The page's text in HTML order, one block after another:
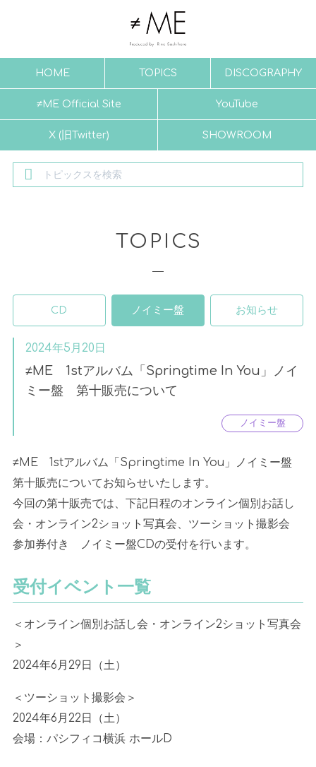
HOME TOPICS DISCOGRAPHY
≠ME Official Site YouTube
X (旧Twitter) SHOWROOM
TOPICS
CD ノイミー盤 お知らせ
2024年5月20日
≠ME 1stアルバム「Springtime In You」ノイ
ミー盤 第十販売について
ノイミー盤
≠ME 1stアルバム「 Springtime In You 」ノイミー盤
第十販売についてお知らせいたします。
今回の第十販売では、下記日程のオンライン個別お話し
会・オンライン2ショット写真会、ツーショット撮影会
参加券付き ノイミー盤CDの受付を行います。
受付イベント一覧
＜オンライン個別お話し会・オンライン2ショット写真会
＞
2024年6 月 29 日（土）
＜ツーショット撮影会＞
2024年6 月 22日（土）
会場：パシフィコ横浜 ホールD